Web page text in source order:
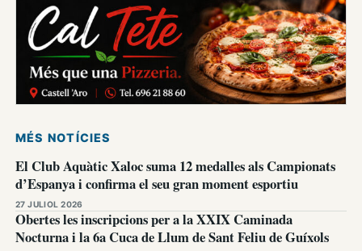
MÉS NOTÍCIES
El Club Aquàtic Xaloc suma 12 medalles als Campionats
d’Espanya i confirma el seu gran moment esportiu
27 JULIOL 2026
Obertes les inscripcions per a la XXIX Caminada
Nocturna i la 6a Cuca de Llum de Sant Feliu de Guíxols